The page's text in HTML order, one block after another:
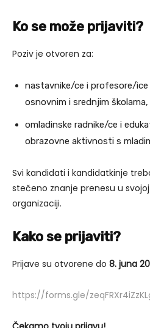
Ko se može prijaviti?
Poziv je otvoren za:
nastavnike/ce i profesore/ice
osnovnim i srednjim
omladinske radnike/ce i
obrazovne aktivnosti s
Svi kandidati i kandidatkinje
stečeno znanje prenesu u svojoj
organizaciji.
Kako se prijaviti?
Prijave su otvorene do 8. juna
https://forms.gle/